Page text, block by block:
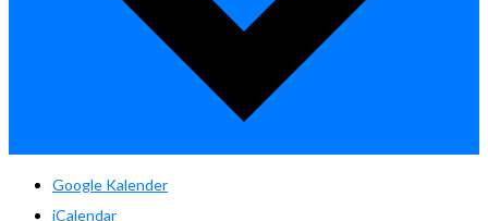
Google Kalender
iCalendar